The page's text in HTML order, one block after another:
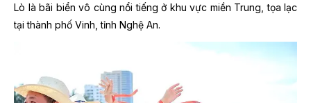
Lò là bãi biển vô cùng nổi tiếng ở khu vực miền Trung, tọa lạc
tại thành phố Vinh, tỉnh Nghệ An.